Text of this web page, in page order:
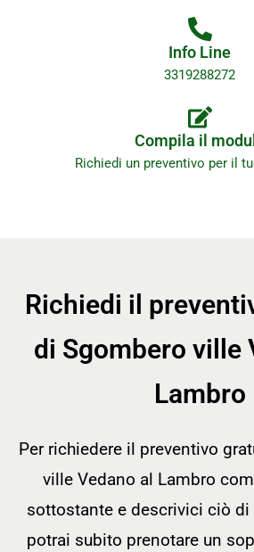
Info Line
3319288272
Compila il
Richiedi un preventivo per il
Richiedi il
di Sgombero ville
Lambro
Per richiedere il preventivo
ville Vedano al Lambro
sottostante e descrivici ciò di
potrai subito prenotare un